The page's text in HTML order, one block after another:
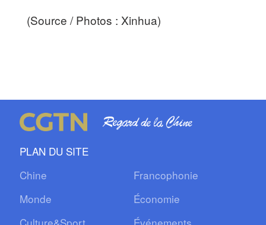
(Source / Photos : Xinhua)
PLAN DU SITE
Chine
Francophonie
Monde
Économie